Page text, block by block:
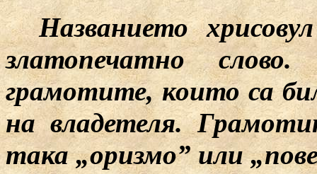
Названието
златопечатно
грамотите, които са
на владетеля.
така „оризмо” или